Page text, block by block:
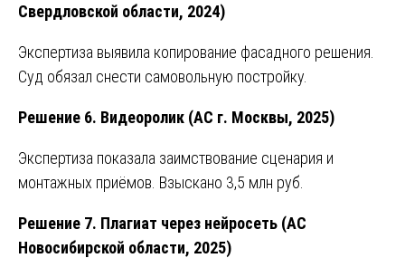
Свердловской области, 2024)
Экспертиза выявила копирование фасадного решения.
Суд обязал снести самовольную постройку.
Решение 6. Видеоролик (АС г. Москвы, 2025)
Экспертиза показала заимствование сценария и
монтажных приёмов. Взыскано 3,5 млн руб.
Решение 7. Плагиат через нейросеть (АС
Новосибирской области, 2025)